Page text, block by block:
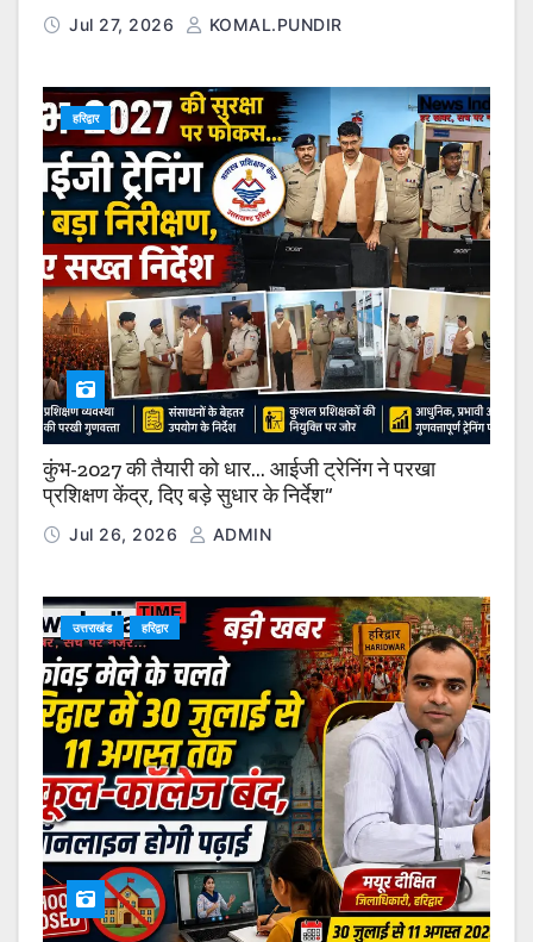
Jul 27, 2026 KOMAL.PUNDIR
हरिद्वार
कुंभ-2027 की तैयारी को धार… आईजी ट्रेनिंग ने परखा
प्रशिक्षण केंद्र, दिए बड़े सुधार के निर्देश”
Jul 26, 2026 ADMIN
उत्तराखंड हरिद्वार